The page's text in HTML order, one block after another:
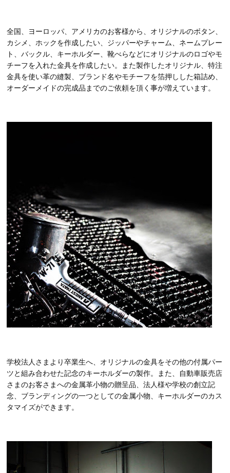
全国、ヨーロッパ、アメリカのお客様から、オリジナルのボタン、
カシメ、ホックを作成したい、ジッパーやチャーム、ネームプレー
ト、バックル、キーホルダー、靴べらなどにオリジナルのロゴやモ
チーフを入れた金具を作成したい。また製作したオリジナル、特注
金具を使い革の縫製、ブランド名やモチーフを箔押しした箱詰め、
オーダーメイドの完成品までのご依頼を頂く事が増えています。
学校法人さまより卒業生へ、オリジナルの金具をその他の付属パー
ツと組み合わせた記念のキーホルダーの製作。また、自動車販売店
さまのお客さまへの金属革小物の贈呈品、法人様や学校の創立記
念、ブランディングの一つとしての金属小物、キーホルダーのカス
タマイズができます。